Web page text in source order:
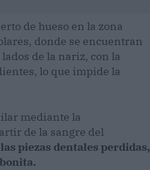
de hueso en la zona
donde se encuentran
de la nariz, con la
lo que impide la
mediante la
de la sangre del
piezas dentales perdidas,